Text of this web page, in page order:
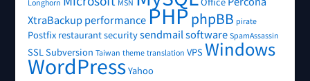
Longhorn MSN
XtraBackupperformancePHP phpBB pirate
Postfix restaurantsecuritysendmailsoftware SpamAssassin
SSLSubversion Taiwan theme translation VPS Windows
WordPressYahoo